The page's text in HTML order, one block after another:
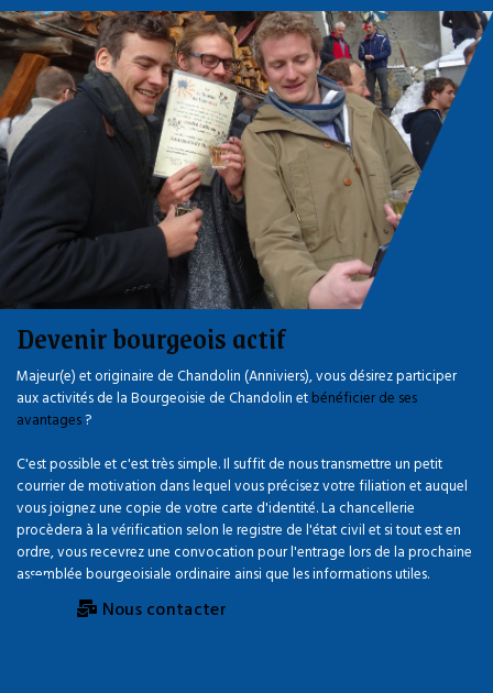
Devenir bourgeois actif
Majeur(e) et originaire de Chandolin (Anniviers), vous désirez participer
aux activités de la Bourgeoisie de Chandolin etbénéficier de ses
avantages?
C'est possible et c'est très simple. Il suffit de nous transmettre un petit
courrier de motivation dans lequel vous précisez votre filiation et auquel
vous joignez une copie de votre carte d'identité. La chancellerie
procèdera à la vérification selon le registre de l'état civil et si tout est en
ordre, vous recevrez une convocation pour l'entrage lors de la prochaine
assemblée bourgeoisiale ordinaire ainsi que les informations utiles.
Nous contacter